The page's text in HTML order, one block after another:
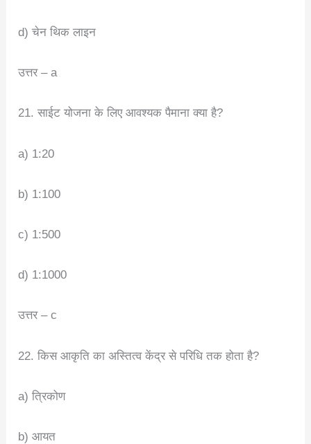
d) चेन थिक लाइन
उत्तर – a
21. साईट योजना के लिए आवश्यक पैमाना क्या है?
a) 1:20
b) 1:100
c) 1:500
d) 1:1000
उत्तर – c
22. किस आकृति का अस्तित्व केंद्र से परिधि तक होता है?
a) त्रिकोण
b) आयत